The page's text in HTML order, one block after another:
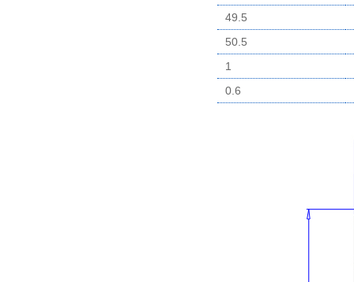
49.5
50.5
1
0.6